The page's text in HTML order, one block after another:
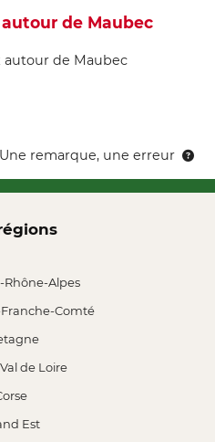
de Maubec
autour de Maubec
Une remarque, une erreur
Alpes
Comté
de Loire
Est